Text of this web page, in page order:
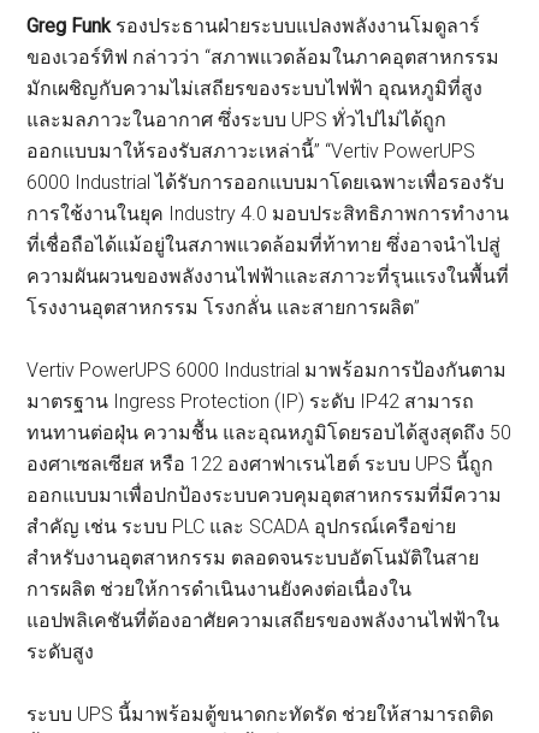
Greg Funk รองประธานฝ่ายระบบแปลงพลังงานโมดูลาร์
ของเวอร์ทิฟ กล่าวว่า “สภาพแวดล้อมในภาคอุตสาหกรรม
มักเผชิญกับความไม่เสถียรของระบบไฟฟ้า อุณหภูมิที่สูง
และมลภาวะในอากาศ ซึ่งระบบ UPS ทั่วไปไม่ได้ถูก
ออกแบบมาให้รองรับสภาวะเหล่านี้” “Vertiv PowerUPS
6000 Industrial ได้รับการออกแบบมาโดยเฉพาะเพื่อรองรับ
การใช้งานในยุค Industry 4.0 มอบประสิทธิภาพการทำงาน
ที่เชื่อถือได้แม้อยู่ในสภาพแวดล้อมที่ท้าทาย ซึ่งอาจนำไปสู่
ความผันผวนของพลังงานไฟฟ้าและสภาวะที่รุนแรงในพื้นที่
โรงงานอุตสาหกรรม โรงกลั่น และสายการผลิต”
Vertiv PowerUPS 6000 Industrial มาพร้อมการป้องกันตาม
มาตรฐาน Ingress Protection (IP) ระดับ IP42 สามารถ
ทนทานต่อฝุ่น ความชื้น และอุณหภูมิโดยรอบได้สูงสุดถึง 50
องศาเซลเซียส หรือ 122 องศาฟาเรนไฮต์ ระบบ UPS นี้ถูก
ออกแบบมาเพื่อปกป้องระบบควบคุมอุตสาหกรรมที่มีความ
สำคัญ เช่น ระบบ PLC และ SCADA อุปกรณ์เครือข่าย
สำหรับงานอุตสาหกรรม ตลอดจนระบบอัตโนมัติในสาย
การผลิต ช่วยให้การดำเนินงานยังคงต่อเนื่องใน
แอปพลิเคชันที่ต้องอาศัยความเสถียรของพลังงานไฟฟ้าใน
ระดับสูง
ระบบ UPS นี้มาพร้อมตู้ขนาดกะทัดรัด ช่วยให้สามารถติด